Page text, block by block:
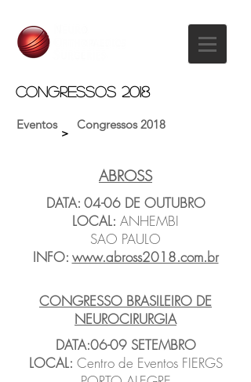
Congressos 2018
Eventos Congressos 2018
>
ABROSS
DATA: 04-06 DE OUTUBRO
LOCAL: ANHEMBI
SAO PAULO
INFO: www.abross2018.com.br
CONGRESSO BRASILEIRO DE
NEUROCIRURGIA
DATA:06-09 SETEMBRO
LOCAL: Centro de Eventos FIERGS